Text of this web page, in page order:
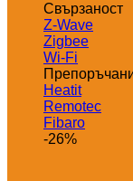
Свързаност
Z-Wave
Zigbee
Wi-Fi
Heatit
Remotec
Fibaro
-26%